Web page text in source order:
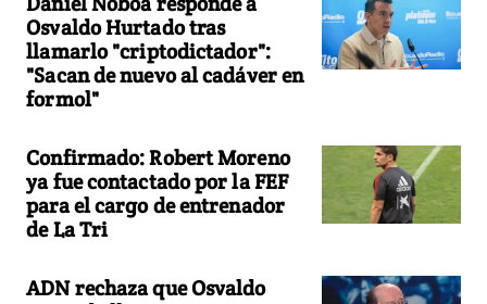
Osvaldo Hurtado tras
llamarlo "criptodictador":
"Sacan de nuevo al cadáver en
formol"
Confirmado: Robert Moreno
ya fue contactado por la FEF
para el cargo de entrenador
de La Tri
ADN rechaza que Osvaldo